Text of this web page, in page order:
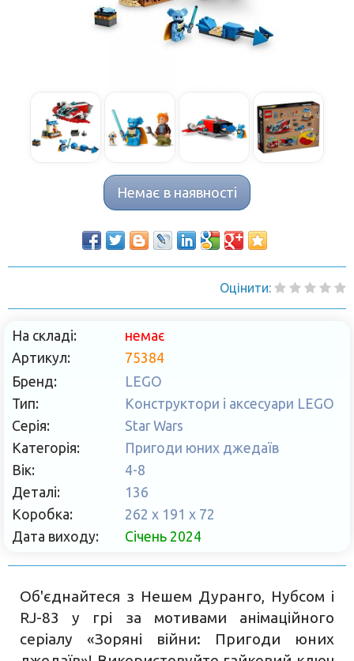
Немає в наявності
Оцінити:
На складі:
немає
Артикул:
75384
Бренд:
LEGO
Тип:
Конструктори і аксесуари LEGO
Серія:
Star Wars
Категорія:
Пригоди юних джедаїв
Вік:
4-8
Деталі:
136
Коробка:
262 x 191 x 72
Дата виходу:
Січень 2024
Об'єднайтеся з Нешем Дуранго, Нубсом і
RJ-83 у грі за мотивами анімаційного
серіалу «Зоряні війни: Пригоди юних